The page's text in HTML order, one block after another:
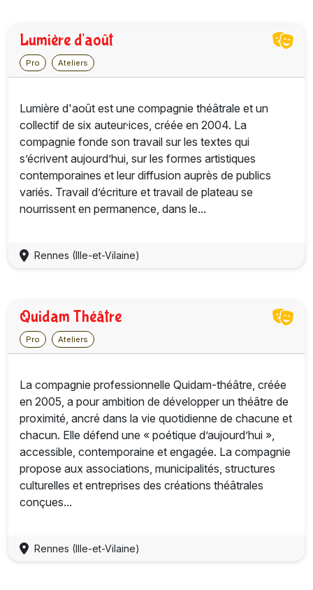
Lumière d'août
Pro Ateliers
Lumière d'août est une compagnie théâtrale et un
collectif de six auteur·ices, créée en 2004. La
compagnie fonde son travail sur les textes qui
s’écrivent aujourd’hui, sur les formes artistiques
contemporaines et leur diffusion auprès de publics
variés. Travail d’écriture et travail de plateau se
nourrissent en permanence, dans le...
Rennes (Ille-et-Vilaine)
Quidam Théâtre
Pro Ateliers
La compagnie professionnelle Quidam-théâtre, créée
en 2005, a pour ambition de développer un théâtre de
proximité, ancré dans la vie quotidienne de chacune et
chacun. Elle défend une « poétique d’aujourd’hui »,
accessible, contemporaine et engagée. La compagnie
propose aux associations, municipalités, structures
culturelles et entreprises des créations théâtrales
conçues...
Rennes (Ille-et-Vilaine)